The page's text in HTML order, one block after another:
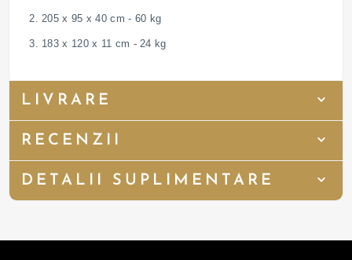
2. 205 x 95 x 40 cm - 60 kg
3. 183 x 120 x 11 cm - 24 kg
LIVRARE
RECENZII
DETALII SUPLIMENTARE